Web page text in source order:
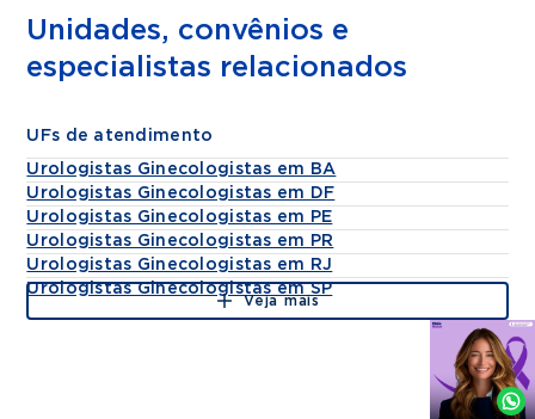
Unidades, convênios e
especialistas relacionados
UFs de atendimento
Urologistas Ginecologistas em BA
Urologistas Ginecologistas em DF
Urologistas Ginecologistas em PE
Urologistas Ginecologistas em PR
Urologistas Ginecologistas em RJ
Urologistas Ginecologistas em SP
Veja mais
Agende
Whatsapp